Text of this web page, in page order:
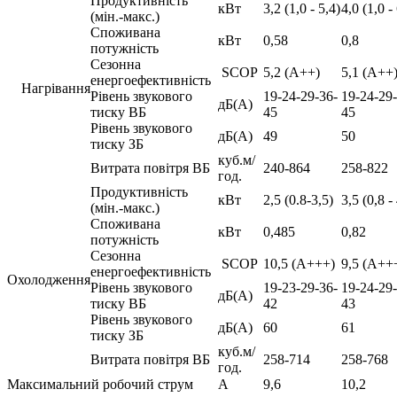
Нагрівання
(мін.-макс.)
кВт 3,2 (1,0 - 5,4)4,0 (1,0 -
Споживана
потужність
кВт 0,58
0,8
Сезонна
енергоефективність
SCOP 5,2 (А++)
5,1 (А++)
Рівень звукового
тиску ВБ
дБ(А)
19-24-29-36-
45
19-24-
45
Рівень звукового
тиску ЗБ
дБ(А) 49 50
Витрата повітря ВБ
куб.м/
год.
240-864 258-822
Охолодження
Продуктивність
(мін.-макс.)
кВт 2,5 (0.8-3,5) 3,5 (0,8 -
Споживана
потужність
кВт 0,485
0,82
Сезонна
енергоефективність
SCOP 10,5 (А+++) 9,5
Рівень звукового
тиску ВБ
дБ(А)
19-23-29-36-
42
19-24-
43
Рівень звукового
тиску ЗБ
дБ(А) 60 61
Витрата повітря ВБ
куб.м/
год.
258-714
258-768
Максимальний робочий струм
А 9,6
10,2